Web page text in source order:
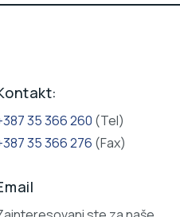
35 366 260 (Tel)
35 366 276 (Fax)